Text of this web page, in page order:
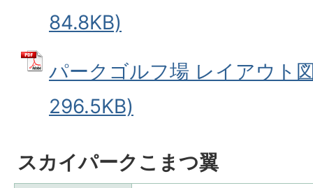
84.8KB)
パークゴルフ場 レイアウト
296.5KB)
スカイパークこまつ翼